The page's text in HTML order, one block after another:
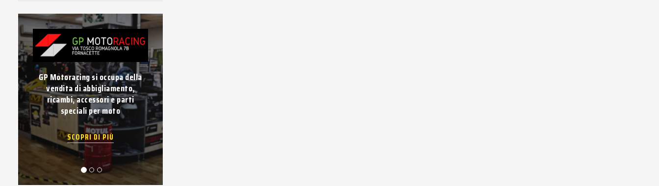
GP Motoracing si occupa della
vendita di abbigliamento,
ricambi, accessori e parti
speciali per moto
SCOPRI DI PIÙ